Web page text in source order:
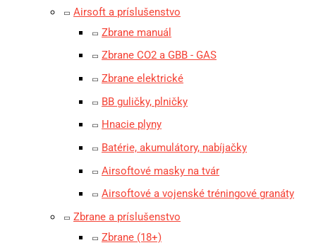
Airsoft a príslušenstvo
Zbrane manuál
Zbrane CO2 a GBB - GAS
Zbrane elektrické
BB guličky, plničky
Hnacie plyny
Batérie, akumulátory, nabíjačky
Airsoftové masky na tvár
Airsoftové a vojenské tréningové granáty
Zbrane a príslušenstvo
Zbrane (18+)